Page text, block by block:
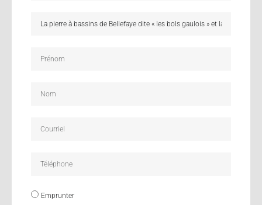
Emprunter